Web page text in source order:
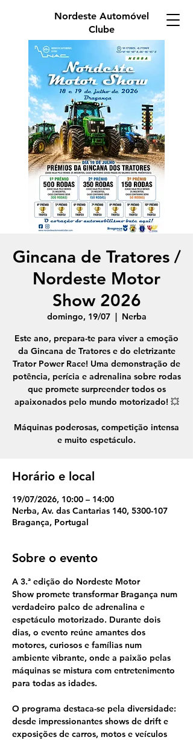
Nordeste Automóvel
Clube
Gincana de Tratores /
Nordeste Motor
Show 2026
domingo, 19/07
  |
Nerba
Este ano, prepara-te para viver a emoção
da Gincana de Tratores e do eletrizante
Trator Power Race! Uma demonstração de
potência, perícia e adrenalina sobre rodas
que promete surpreender todos os
apaixonados pelo mundo motorizado! 💥
Máquinas poderosas, competição intensa
Horário e local
19/07/2026, 10:00 – 14:00
Nerba, Av. das Cantarias 140, 5300-107
Bragança, Portugal
Sobre o evento
A 3.ª edição do Nordeste Motor
Show promete transformar Bragança num
verdadeiro palco de adrenalina e
espetáculo motorizado. Durante dois
dias, o evento reúne amantes dos
motores, curiosos e famílias num
ambiente vibrante, onde a paixão pelas
máquinas se mistura com entretenimento
para todas as idades.
O programa destaca-se pela diversidade:
desde impressionantes shows de drift e
exposições de carros, motos e veículos